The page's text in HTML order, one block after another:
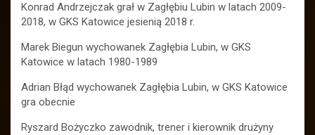
Konrad Andrzejczak grał w Zagłębiu Lubin w latach 2009-
2018, w GKS Katowice jesienią 2018 r.
Marek Biegun wychowanek Zagłębia Lubin, w GKS
Katowice w latach 1980-1989
Adrian Błąd wychowanek Zagłębia Lubin, w GKS Katowice
gra obecnie
Ryszard Bożyczko zawodnik, trener i kierownik drużyny